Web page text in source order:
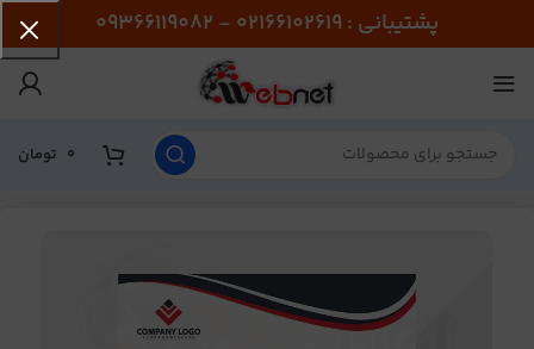
پشتیبانی : 02166102619 - 09366119082
0 تومان